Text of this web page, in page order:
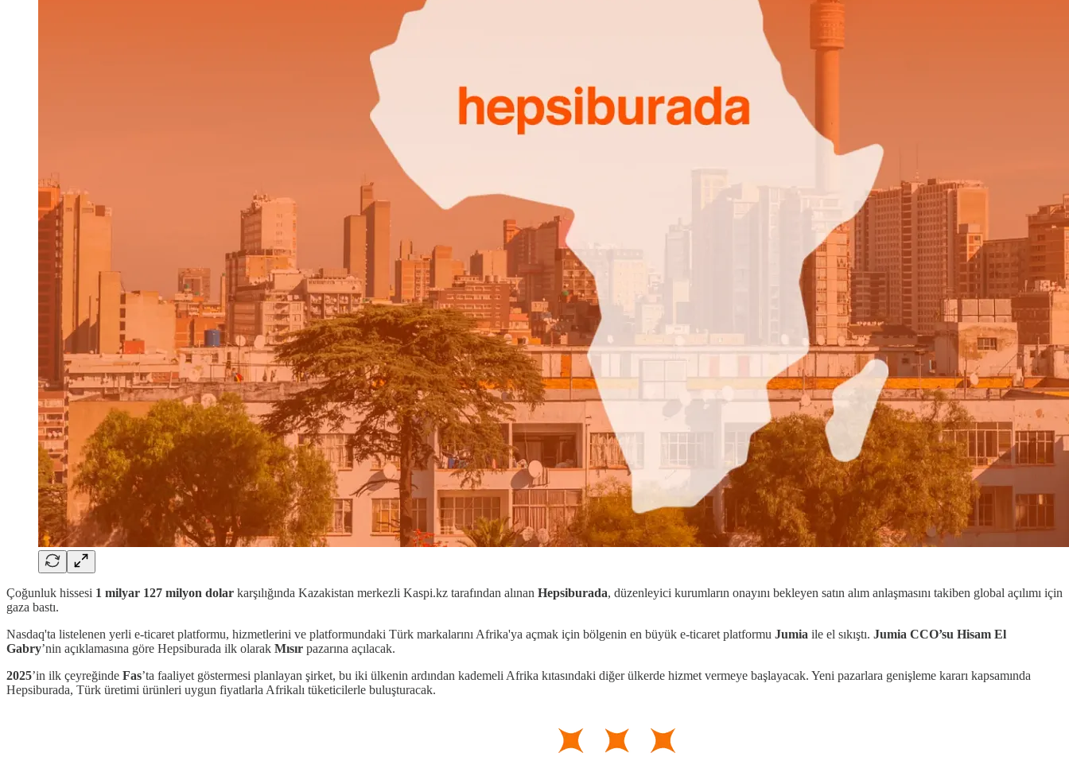
Çoğunluk hissesi 1 milyar 127 milyon dolar karşılığında Kazakistan merkezli Kaspi.kz tarafından alınan Hepsiburada, düzenleyici kurumların onayını bekleyen satın alım anlaşmasını takiben global açılımı için
gaza bastı.
Nasdaq'ta listelenen yerli e-ticaret platformu, hizmetlerini ve platformundaki Türk markalarını Afrika'ya açmak için bölgenin en büyük e-ticaret platformu Jumia ile el sıkıştı. Jumia CCO’su Hisam El
Gabry’nin açıklamasına göre Hepsiburada ilk olarak Mısır pazarına açılacak.
2025’in ilk çeyreğinde Fas’ta faaliyet göstermesi planlayan şirket, bu iki ülkenin ardından kademeli Afrika kıtasındaki diğer ülkerde hizmet vermeye başlayacak. Yeni pazarlara genişleme kararı kapsamında
Hepsiburada, Türk üretimi ürünleri uygun fiyatlarla Afrikalı tüketicilerle buluşturacak.